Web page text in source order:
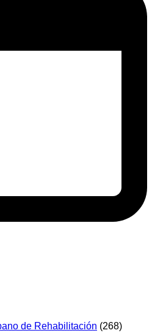
de Rehabilitación (268)